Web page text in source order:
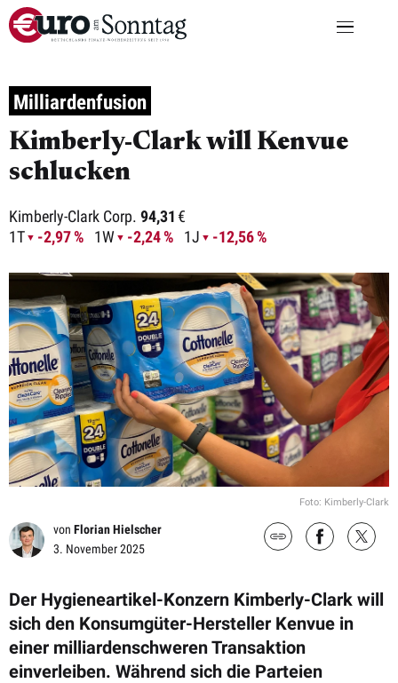
Milliardenfusion
Kimberly-Clark will Kenvue
schlucken
Kimberly-Clark Corp. 94,31 €
1T
-2,97 % 1W -2,24 % 1J -12,56 %
Foto: Kimberly-Clark
von Florian Hielscher
3. November 2025
Der Hygieneartikel-Konzern Kimberly-Clark will
sich den Konsumgüter-Hersteller Kenvue in
einer milliardenschweren Transaktion
einverleiben. Während sich die Parteien